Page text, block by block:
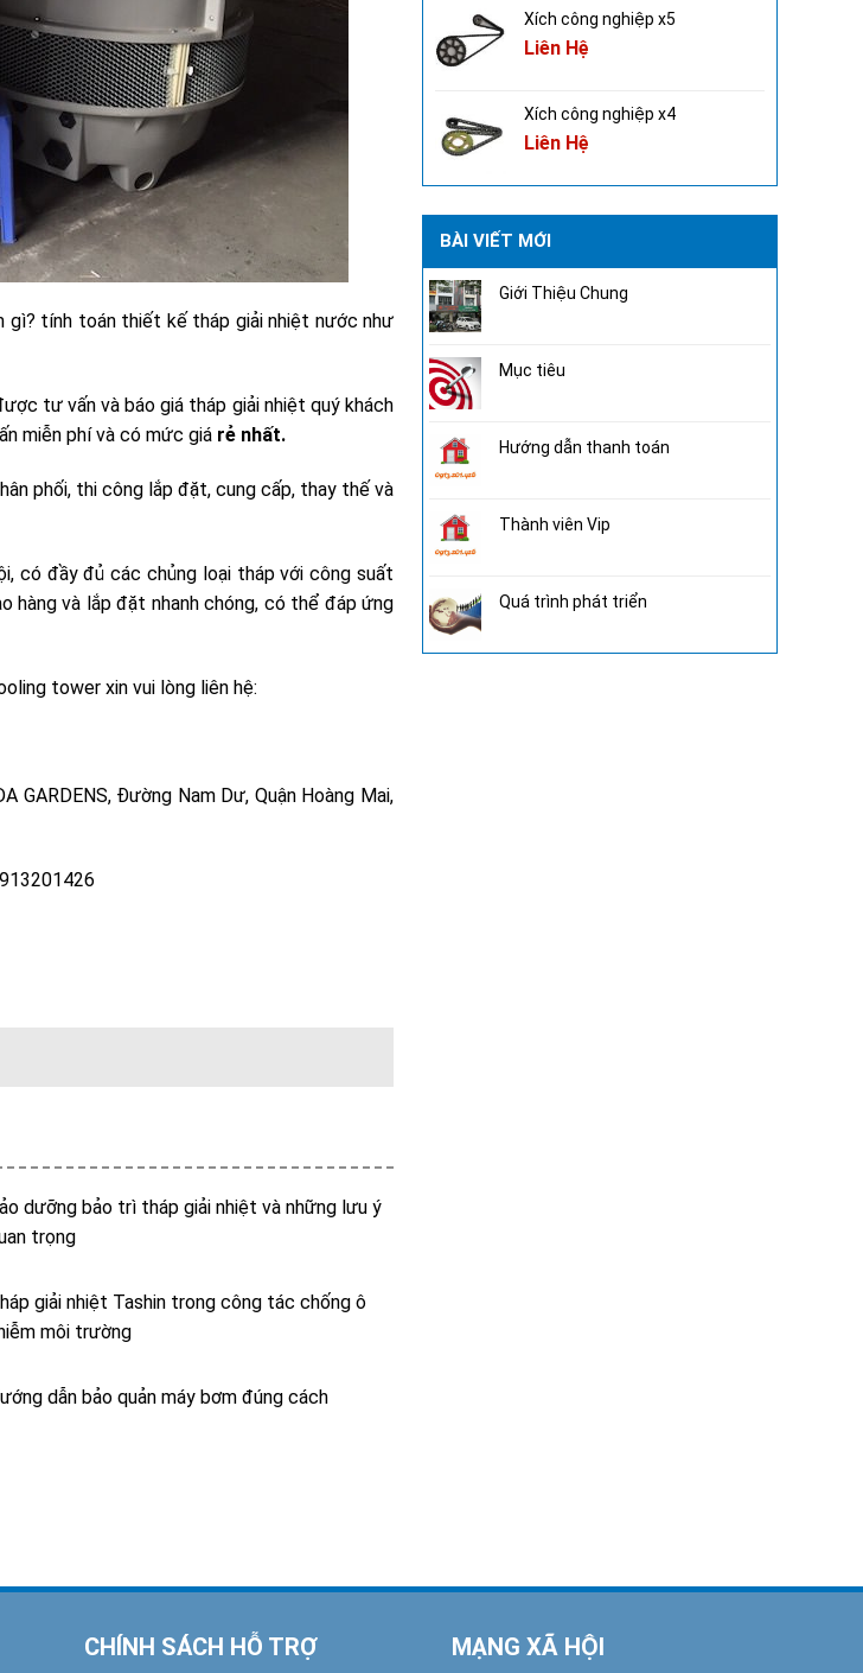
gì? tính toán thiết kế tháp giải nhiệt nước như
tư vấn và báo giá tháp giải nhiệt quý khách
miễn phí và có mức giá rẻ nhất.
phối, thi công lắp đặt, cung cấp, thay thế và
có đầy đủ các chủng loại tháp với công suất
hàng và lắp đặt nhanh chóng, có thể đáp ứng
tower xin vui lòng liên hệ:
GARDENS, Đường Nam Dư, Quận Hoàng Mai,
dưỡng bảo trì tháp giải nhiệt và những lưu ý
trọng
giải nhiệt Tashin trong công tác chống ô
môi trường
dẫn bảo quản máy bơm đúng cách
Xích công nghiệp x5
Liên Hệ
Xích công nghiệp x4
Liên Hệ
BÀI VIẾT MỚI
Giới Thiệu Chung
Mục tiêu
Hướng dẫn thanh toán
Thành viên Vip
Quá trình phát triển
CHÍNH SÁCH HỖ TRỢ MẠNG XÃ HỘI